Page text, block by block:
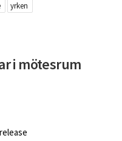
yrken
i mötesrum